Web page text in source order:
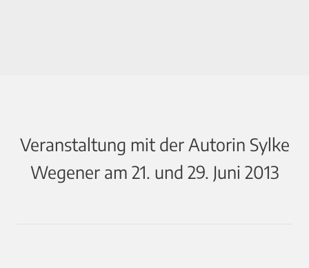
Veranstaltung mit der Autorin Sylke
Wegener am 21. und 29. Juni 2013